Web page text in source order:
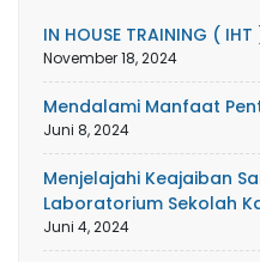
IN HOUSE TRAINING ( IHT
November 18, 2024
Mendalami Manfaat
Juni 8, 2024
Menjelajahi Keajaiban
Laboratorium Sekolah
Juni 4, 2024